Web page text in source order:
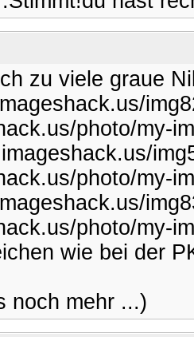
zu viele graue
photo/my-
photo/my-
photo/my-
wie bei der
noch mehr ...)